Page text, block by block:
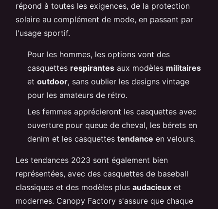
répond à toutes les exigences, de la protection
solaire au complément de mode, en passant par
l'usage sportif.
Pour les hommes, les options vont des
casquettes respirantes aux modèles militaires
et outdoor, sans oublier les designs vintage
pour les amateurs de rétro.
Les femmes apprécieront les casquettes avec
ouverture pour queue de cheval, les bérets en
denim et les casquettes tendance en velours.
Les tendances 2023 sont également bien
représentées, avec des casquettes de baseball
classiques et des modèles plus audacieux et
modernes. Canopy Factory s'assure que chaque